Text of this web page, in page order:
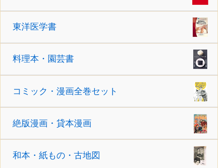
東洋医学書
料理本・園芸書
コミック・漫画全巻セット
絶版漫画・貸本漫画
和本・紙もの・古地図